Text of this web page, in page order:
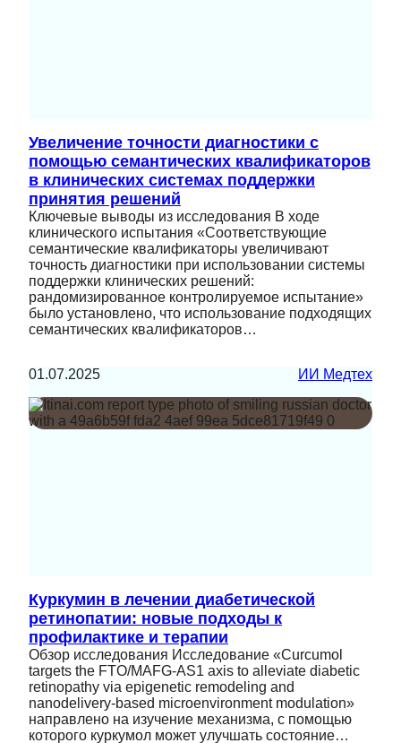
Увеличение точности диагностики с
помощью семантических квалификаторов
в клинических системах поддержки
принятия решений
Ключевые выводы из исследования В ходе
клинического испытания «Соответствующие
семантические квалификаторы увеличивают
точность диагностики при использовании системы
поддержки клинических решений:
рандомизированное контролируемое испытание»
было установлено, что использование подходящих
семантических квалификаторов…
01.07.2025 ИИ Медтех
Куркумин в лечении диабетической
ретинопатии: новые подходы к
профилактике и терапии
Обзор исследования Исследование «Curcumol
targets the FTO/MAFG-AS1 axis to alleviate diabetic
retinopathy via epigenetic remodeling and
nanodelivery-based microenvironment modulation»
направлено на изучение механизма, с помощью
которого куркумол может улучшать состояние…